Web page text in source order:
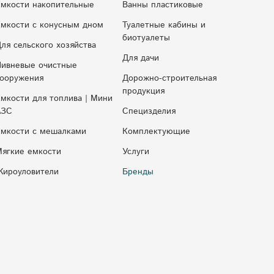
накопительные
c кoнуcным днoм
сельского хозяйства
очистные
для топлива | Мини
с мешалками
емкости
Ванны пластиковые
Туалетные кабины и
биотуалеты
Для дачи
Дорожно-строительная
продукция
Специзделия
Комплектующие
Услуги
Бренды